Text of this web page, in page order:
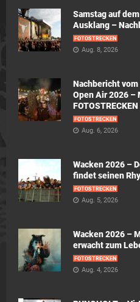
Samstag auf
Ausklang –
FOTOSTRECKEN
Aug. 8, 2026
Nachbericht
Open Air 2026 –
FOTOSTRECKEN
Aug. 6, 2026
Wacken 2026 –
findet seinen
FOTOSTRECKEN
Aug. 5, 2026
Wacken 2026 –
erwacht zum
FOTOSTRECKEN
Aug. 4, 2026